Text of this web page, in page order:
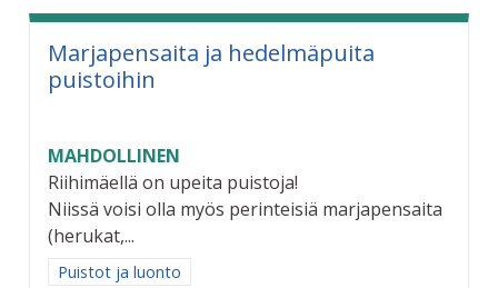
Marjapensaita ja hedelmäpuita
puistoihin
MAHDOLLINEN
Riihimäellä on upeita puistoja!
Niissä voisi olla myös perinteisiä marjapensaita
(herukat,...
Rajaa tulokset aihepiirin mukaan: Puistot ja luonto
Puistot ja luonto